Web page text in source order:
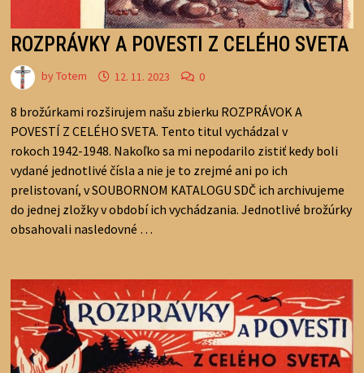
ROZPRÁVKY A POVESTI Z CELÉHO SVETA
byTotem 12. 11. 2023 0
8 brožúrkami rozširujem našu zbierku ROZPRÁVOK A
POVESTÍ Z CELÉHO SVETA. Tento titul vychádzal v
rokoch 1942-1948. Nakoľko sa mi nepodarilo zistiť kedy boli
vydané jednotlivé čísla a nie je to zrejmé ani po ich
prelistovaní, v SOUBORNOM KATALOGU SDČ ich archivujeme
do jednej zložky v období ich vychádzania. Jednotlivé brožúrky
obsahovali nasledovné …